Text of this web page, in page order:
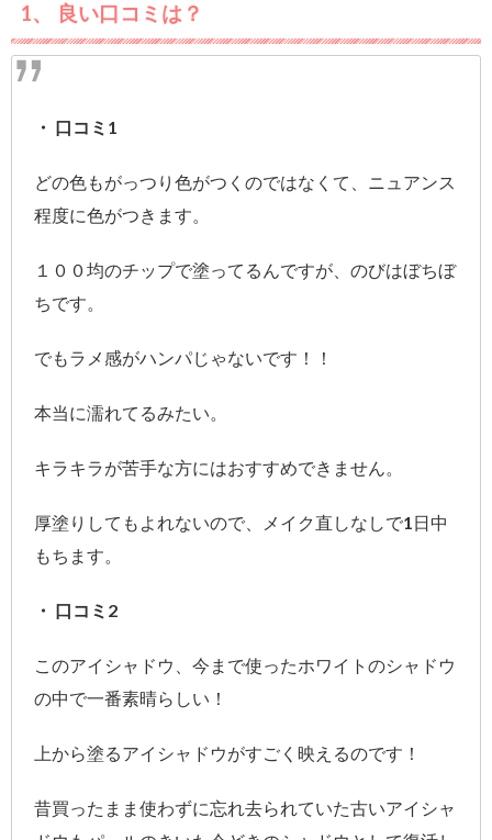
1、 良い口コミは？
・ 口コミ1
どの色もがっつり色がつくのではなくて、ニュアンス
程度に色がつきます。
１００均のチップで塗ってるんですが、のびはぼちぼ
ちです。
でもラメ感がハンパじゃないです！！
本当に濡れてるみたい。
キラキラが苦手な方にはおすすめできません。
厚塗りしてもよれないので、メイク直しなしで1日中
もちます。
・ 口コミ2
このアイシャドウ、今まで使ったホワイトのシャドウ
の中で一番素晴らしい！
上から塗るアイシャドウがすごく映えるのです！
昔買ったまま使わずに忘れ去られていた古いアイシャ